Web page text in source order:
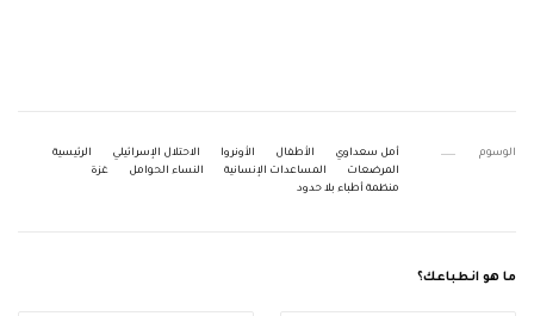
الوسوم أمل سعداوي الأطفال الأونروا الاحتلال الإسرائيلي
الرئيسية
المرضعات
المساعدات الإنسانية النساء الحوامل
غزة
منظمة أطباء بلا حدود
ما هو انطباعك؟